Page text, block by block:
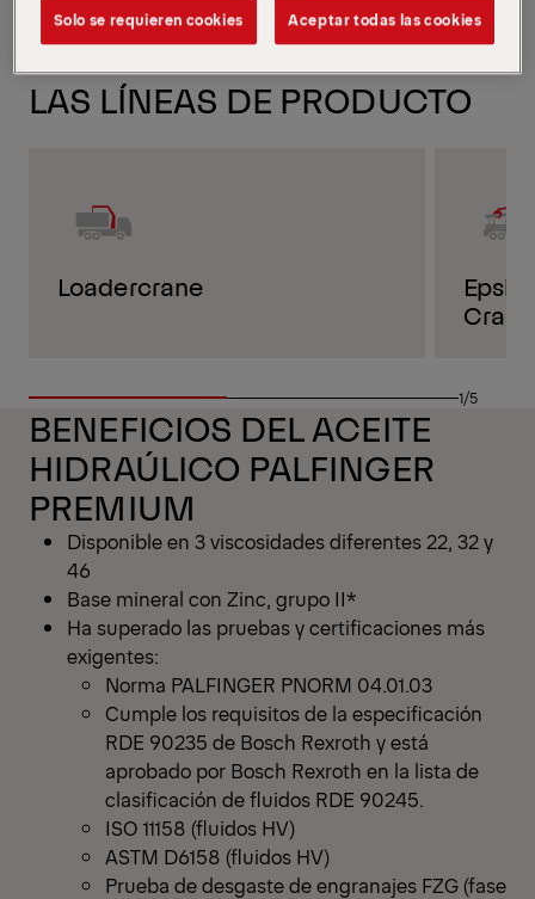
DISPONIBLE PARA TODAS
LAS LÍNEAS DE PRODUCTO
Loadercrane
1/5
BENEFICIOS DEL ACEITE
HIDRAÚLICO PALFINGER
PREMIUM
Disponible en 3 viscosidades diferentes 22, 32 y
46
Base mineral con Zinc, grupo II*
Ha superado las pruebas y certificaciones más
exigentes:
Norma PALFINGER PNORM 04.01.03
Cumple los requisitos de la especificación
RDE 90235 de Bosch Rexroth y está
aprobado por Bosch Rexroth en la lista de
clasificación de fluidos RDE 90245.
ISO 11158 (fluidos HV)
ASTM D6158 (fluidos HV)
Prueba de desgaste de engranajes FZG (fase
Solo se requieren cookies Aceptar todas las cookies